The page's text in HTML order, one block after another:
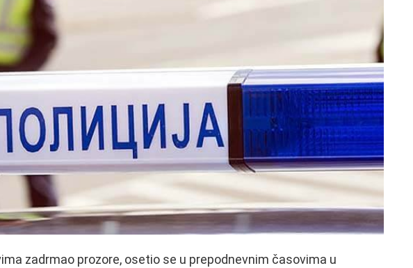
zadrmao prozore, osetio se u prepodnevnim časovima u